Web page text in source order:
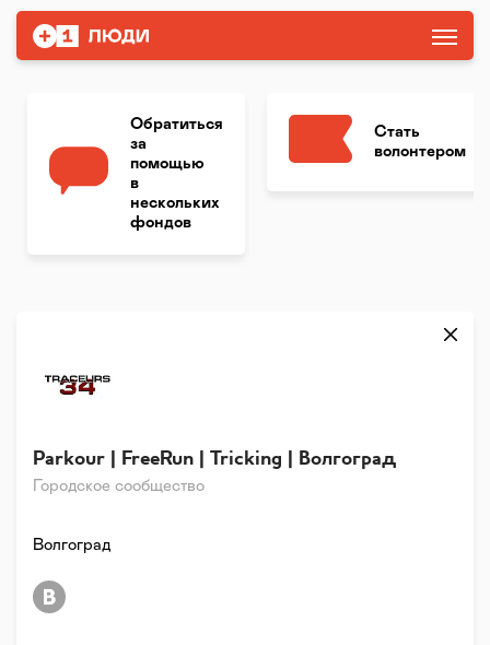
Обратиться
за
помощью
в
нескольких
фондов
Стать
волонтером
Городское сообщество
Parkour | FreeRun | Tricking | Волгоград
Волгоград